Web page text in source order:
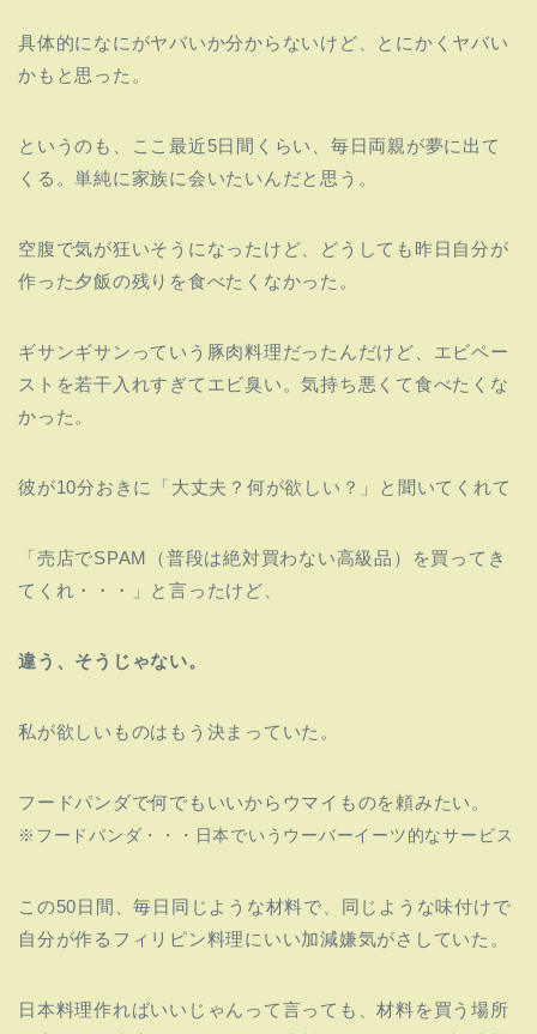
具体的になにがヤバいか分からないけど、とにかくヤバい
かもと思った。
というのも、ここ最近5日間くらい、毎日両親が夢に出て
くる。単純に家族に会いたいんだと思う。
空腹で気が狂いそうになったけど、どうしても昨日自分が
作った夕飯の残りを食べたくなかった。
ギサンギサンっていう豚肉料理だったんだけど、エビペー
ストを若干入れすぎてエビ臭い。気持ち悪くて食べたくな
かった。
彼が10分おきに「大丈夫？何が欲しい？」と聞いてくれて
「売店でSPAM（普段は絶対買わない高級品）を買ってき
てくれ・・・」と言ったけど、
違う、そうじゃない。
私が欲しいものはもう決まっていた。
フードパンダで何でもいいからウマイものを頼みたい。
※フードパンダ・・・日本でいうウーバーイーツ的なサービス
この50日間、毎日同じような材料で、同じような味付けで
自分が作るフィリピン料理にいい加減嫌気がさしていた。
日本料理作ればいいじゃんって言っても、材料を買う場所